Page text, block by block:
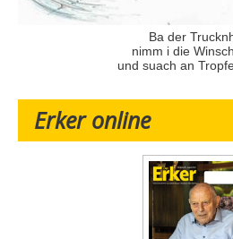
Ba der
nimm i die
und suach an
Erker online